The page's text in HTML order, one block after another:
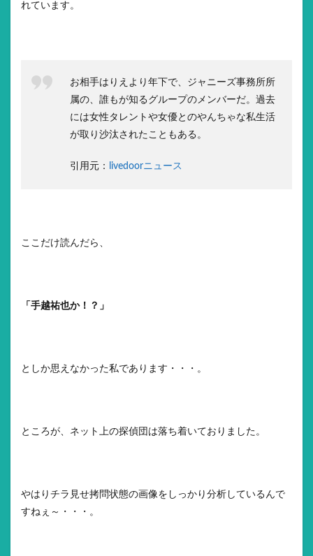
れています。
お相手はりえより年下で、ジャニーズ事務所所
属の、誰もが知るグループのメンバーだ。過去
には女性タレントや女優とのやんちゃな私生活
が取り沙汰されたこともある。
引用元： livedoorニュース
ここだけ読んだら、
「手越祐也か！？」
としか思えなかった私であります・・・。
ところが、ネット上の探偵団は落ち着いておりました。
やはりチラ見せ拷問状態の画像をしっかり分析しているんで
すねぇ～・・・。